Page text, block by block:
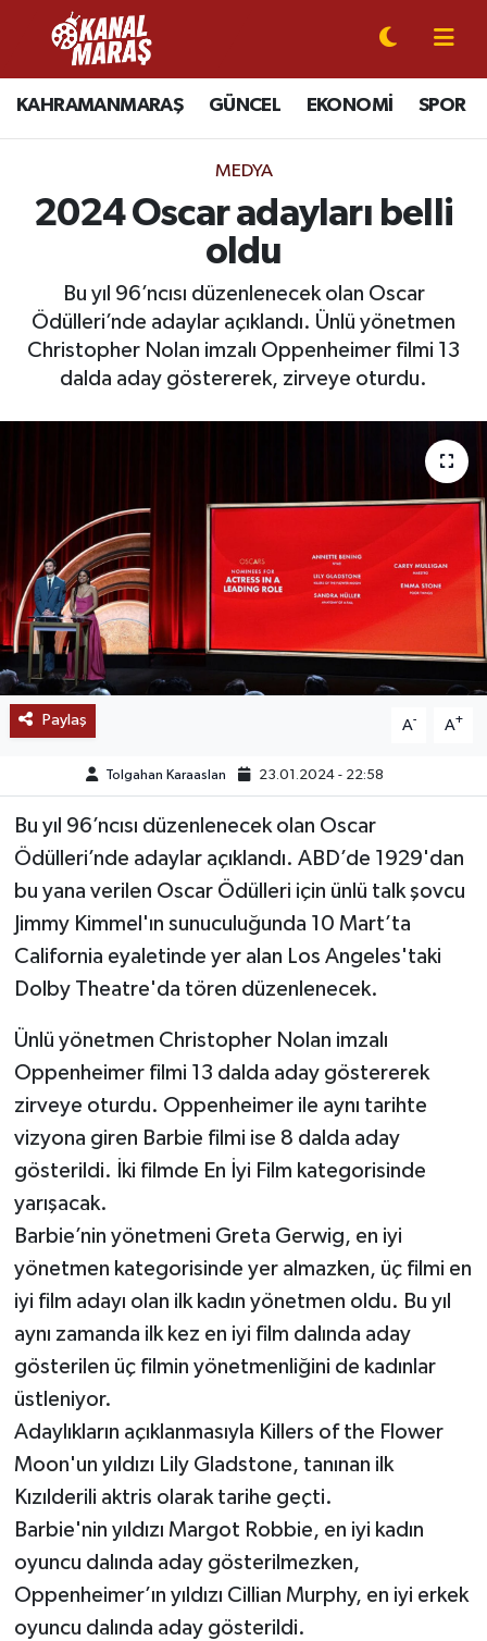
KAHRAMANMARAŞ GÜNCEL EKONOMİ SPOR
MEDYA
2024 Oscar adayları belli
oldu
Bu yıl 96’ncısı düzenlenecek olan Oscar
Ödülleri’nde adaylar açıklandı. Ünlü yönetmen
Christopher Nolan imzalı Oppenheimer filmi 13
dalda aday göstererek, zirveye oturdu.
Paylaş A- A+
Tolgahan Karaaslan 23.01.2024 - 22:58
Bu yıl 96’ncısı düzenlenecek olan Oscar
Ödülleri’nde adaylar açıklandı. ABD’de 1929'dan
bu yana verilen Oscar Ödülleri için ünlü talk şovcu
Jimmy Kimmel'ın sunuculuğunda 10 Mart’ta
California eyaletinde yer alan Los Angeles'taki
Dolby Theatre'da tören düzenlenecek.
Ünlü yönetmen Christopher Nolan imzalı
Oppenheimer filmi 13 dalda aday göstererek
zirveye oturdu. Oppenheimer ile aynı tarihte
vizyona giren Barbie filmi ise 8 dalda aday
gösterildi. İki filmde En İyi Film kategorisinde
yarışacak.
Barbie’nin yönetmeni Greta Gerwig, en iyi
yönetmen kategorisinde yer almazken, üç filmi en
iyi film adayı olan ilk kadın yönetmen oldu. Bu yıl
aynı zamanda ilk kez en iyi film dalında aday
gösterilen üç filmin yönetmenliğini de kadınlar
üstleniyor.
Adaylıkların açıklanmasıyla Killers of the Flower
Moon'un yıldızı Lily Gladstone, tanınan ilk
Kızılderili aktris olarak tarihe geçti.
Barbie'nin yıldızı Margot Robbie, en iyi kadın
oyuncu dalında aday gösterilmezken,
Oppenheimer’ın yıldızı Cillian Murphy, en iyi erkek
oyuncu dalında aday gösterildi.
CANLI YAYIN
KAHRAMANMARAŞ
SİYASET
EKONOMİ
SAĞLIK
EĞİTİM
BÖLGE
KEŞFET
TREND
MEDYA
OTOMOTİV
YAŞAM
KÜLTÜR SANAT
Kahramanmaraş Nöbetçi Eczaneler
Kahramanmaraş Hava Durumu
Kahramanmaraş Trafik Yoğunluk Haritası
Süper Lig Puan Durumu ve Fikstür
Tüm Manşetler